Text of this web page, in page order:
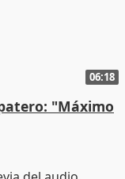
06:18
"Máximo